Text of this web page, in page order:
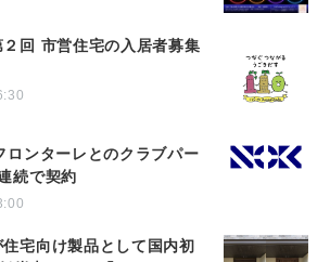
回 市営住宅の入居者募集
ロンターレとのクラブパー
続で契約
宅向け製品として国内初